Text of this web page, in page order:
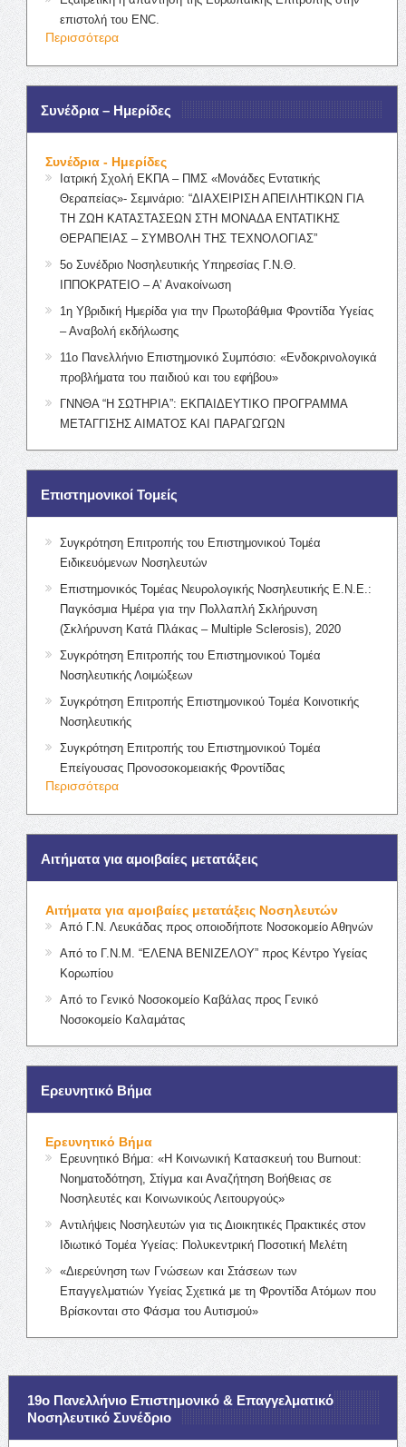
επιστολή του ENC.
Περισσότερα
Συνέδρια – Ημερίδες
Συνέδρια - Ημερίδες
Ιατρική Σχολή ΕΚΠΑ – ΠΜΣ «Μονάδες Εντατικής
Θεραπείας»- Σεμινάριο: “ΔΙΑΧΕΙΡΙΣΗ ΑΠΕΙΛΗΤΙΚΩΝ ΓΙΑ
ΤΗ ΖΩΗ ΚΑΤΑΣΤΑΣΕΩΝ ΣΤΗ ΜΟΝΑΔΑ ΕΝΤΑΤΙΚΗΣ
ΘΕΡΑΠΕΙΑΣ – ΣΥΜΒΟΛΗ ΤΗΣ ΤΕΧΝΟΛΟΓΙΑΣ”
5ο Συνέδριο Νοσηλευτικής Υπηρεσίας Γ.Ν.Θ.
ΙΠΠΟΚΡΑΤΕΙΟ – Α’ Ανακοίνωση
1η Υβριδική Ημερίδα για την Πρωτοβάθμια Φροντίδα Υγείας
– Αναβολή εκδήλωσης
11ο Πανελλήνιο Επιστημονικό Συμπόσιο: «Ενδοκρινολογικά
προβλήματα του παιδιού και του εφήβου»
ΓΝΝΘΑ “Η ΣΩΤΗΡΙΑ”: ΕΚΠΑΙΔΕΥΤΙΚΟ ΠΡΟΓΡΑΜΜΑ
ΜΕΤΑΓΓΙΣΗΣ ΑΙΜΑΤΟΣ ΚΑΙ ΠΑΡΑΓΩΓΩΝ
Επιστημονικοί Τομείς
Συγκρότηση Επιτροπής του Επιστημονικού Τομέα
Ειδικευόμενων Νοσηλευτών
Επιστημονικός Τομέας Νευρολογικής Νοσηλευτικής Ε.Ν.Ε.:
Παγκόσμια Ημέρα για την Πολλαπλή Σκλήρυνση
(Σκλήρυνση Κατά Πλάκας – Multiple Sclerosis), 2020
Συγκρότηση Επιτροπής του Επιστημονικού Τομέα
Νοσηλευτικής Λοιμώξεων
Συγκρότηση Επιτροπής Επιστημονικού Τομέα Κοινοτικής
Νοσηλευτικής
Συγκρότηση Επιτροπής του Επιστημονικού Τομέα
Επείγουσας Προνοσοκομειακής Φροντίδας
Περισσότερα
Αιτήματα για αμοιβαίες μετατάξεις
Αιτήματα για αμοιβαίες μετατάξεις Νοσηλευτών
Από Γ.Ν. Λευκάδας προς οποιοδήποτε Νοσοκομείο Αθηνών
Από το Γ.Ν.Μ. “ΕΛΕΝΑ ΒΕΝΙΖΕΛΟΥ” προς Κέντρο Υγείας
Κορωπίου
Από το Γενικό Νοσοκομείο Καβάλας προς Γενικό
Νοσοκομείο Καλαμάτας
Ερευνητικό Βήμα
Ερευνητικό Βήμα
Ερευνητικό Βήμα: «Η Κοινωνική Κατασκευή του Burnout:
Νοηματοδότηση, Στίγμα και Αναζήτηση Βοήθειας σε
Νοσηλευτές και Κοινωνικούς Λειτουργούς»
Αντιλήψεις Νοσηλευτών για τις Διοικητικές Πρακτικές στον
Ιδιωτικό Τομέα Υγείας: Πολυκεντρική Ποσοτική Μελέτη
«Διερεύνηση των Γνώσεων και Στάσεων των
Επαγγελματιών Υγείας Σχετικά με τη Φροντίδα Ατόμων που
Βρίσκονται στο Φάσμα του Αυτισμού»
19ο Πανελλήνιο Επιστημονικό & Επαγγελματικό
Νοσηλευτικό Συνέδριο